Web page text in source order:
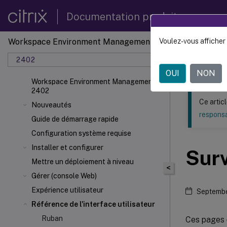
Documentation produit
Workspace Environment Management
2402
Workspace Environment Management
2402
Nouveautés
Guide de démarrage rapide
Configuration système requise
Installer et configurer
Mettre un déploiement à niveau
Gérer (console Web)
Expérience utilisateur
Référence de l'interface utilisateur
Ruban
Ce contenu a
<
Ce
Ces
Voulez-vous
OUI NON